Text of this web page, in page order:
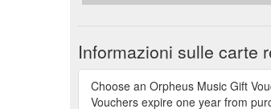
Informazioni sulle carte
Choose an Orpheus Music Gift
Vouchers expire one year from